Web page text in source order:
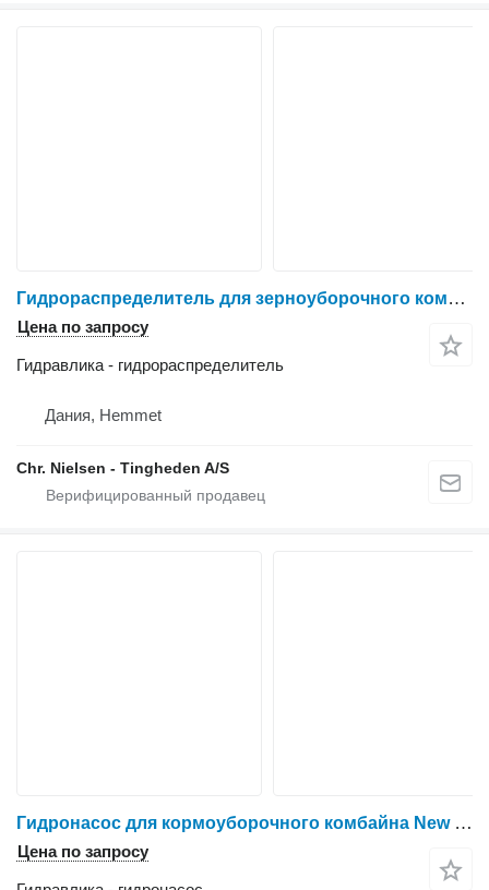
Гидрораспределитель для зерноуборочного комбайна New Holland CR9090
Цена по запросу
Гидравлика - гидрораспределитель
Дания, Hemmet
Chr. Nielsen - Tingheden A/S
Гидронасос для кормоуборочного комбайна New Holland FX60
Цена по запросу